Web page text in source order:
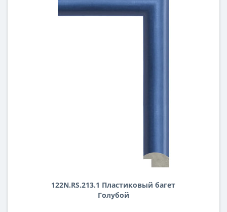
122N.RS.213.1 Пластиковый багет
Голубой